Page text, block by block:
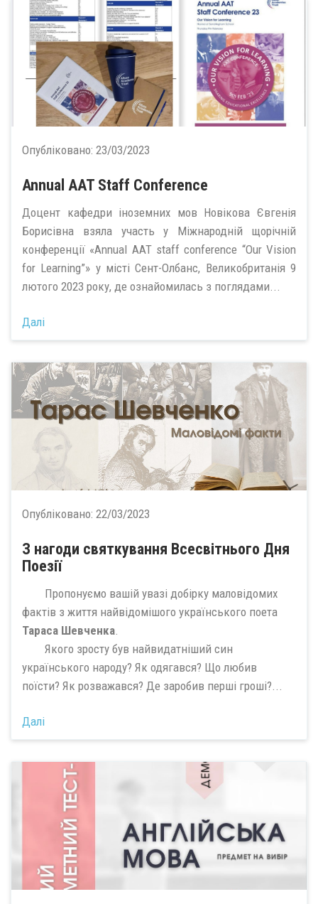
Опубліковано: 23/03/2023
Annual AAT Staff Conference
Доцент кафедри іноземних мов Новікова Євгенія
Борисівна взяла участь у Міжнародній щорічній
конференції «Annual AAT staff conference “Our Vision
for Learning”» у місті Сент-Олбанс, Великобританія 9
лютого 2023 року, де ознайомилась з поглядами...
Далі
Опубліковано: 22/03/2023
З нагоди святкування Всесвітнього Дня
Поезії
Пропонуємо вашій увазі добірку маловідомих
фактів з життя найвідомішого українського поета
Тараса Шевченка
Якого зросту був найвидатніший син
українського народу? Як одягався? Що любив
поїсти? Як розважався? Де заробив перші гроші?...
Далі